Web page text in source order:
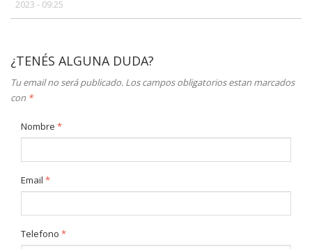
2023 - 09:25
¿TENÉS ALGUNA DUDA?
Tu email no será publicado. Los campos obligatorios estan marcados
con *
Nombre *
Email *
Telefono *